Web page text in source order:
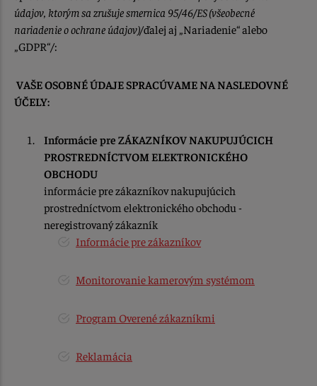
údajov, ktorým sa zrušuje smernica 95/46/ES (všeobecné
nariadenie o ochrane údajov)/ďalej aj „Nariadenie“ alebo
„GDPR“/:
VAŠE OSOBNÉ ÚDAJE SPRACÚVAME NA NASLEDOVNÉ
ÚČELY:
Informácie pre ZÁKAZNÍKOV NAKUPUJÚCICH
PROSTREDNÍCTVOM ELEKTRONICKÉHO
OBCHODU
informácie pre zákazníkov nakupujúcich
prostredníctvom elektronického obchodu -
neregistrovaný zákazník
Informácie pre zákazníkov
Monitorovanie kamerovým systémom
Program Overené zákazníkmi
Reklamácia